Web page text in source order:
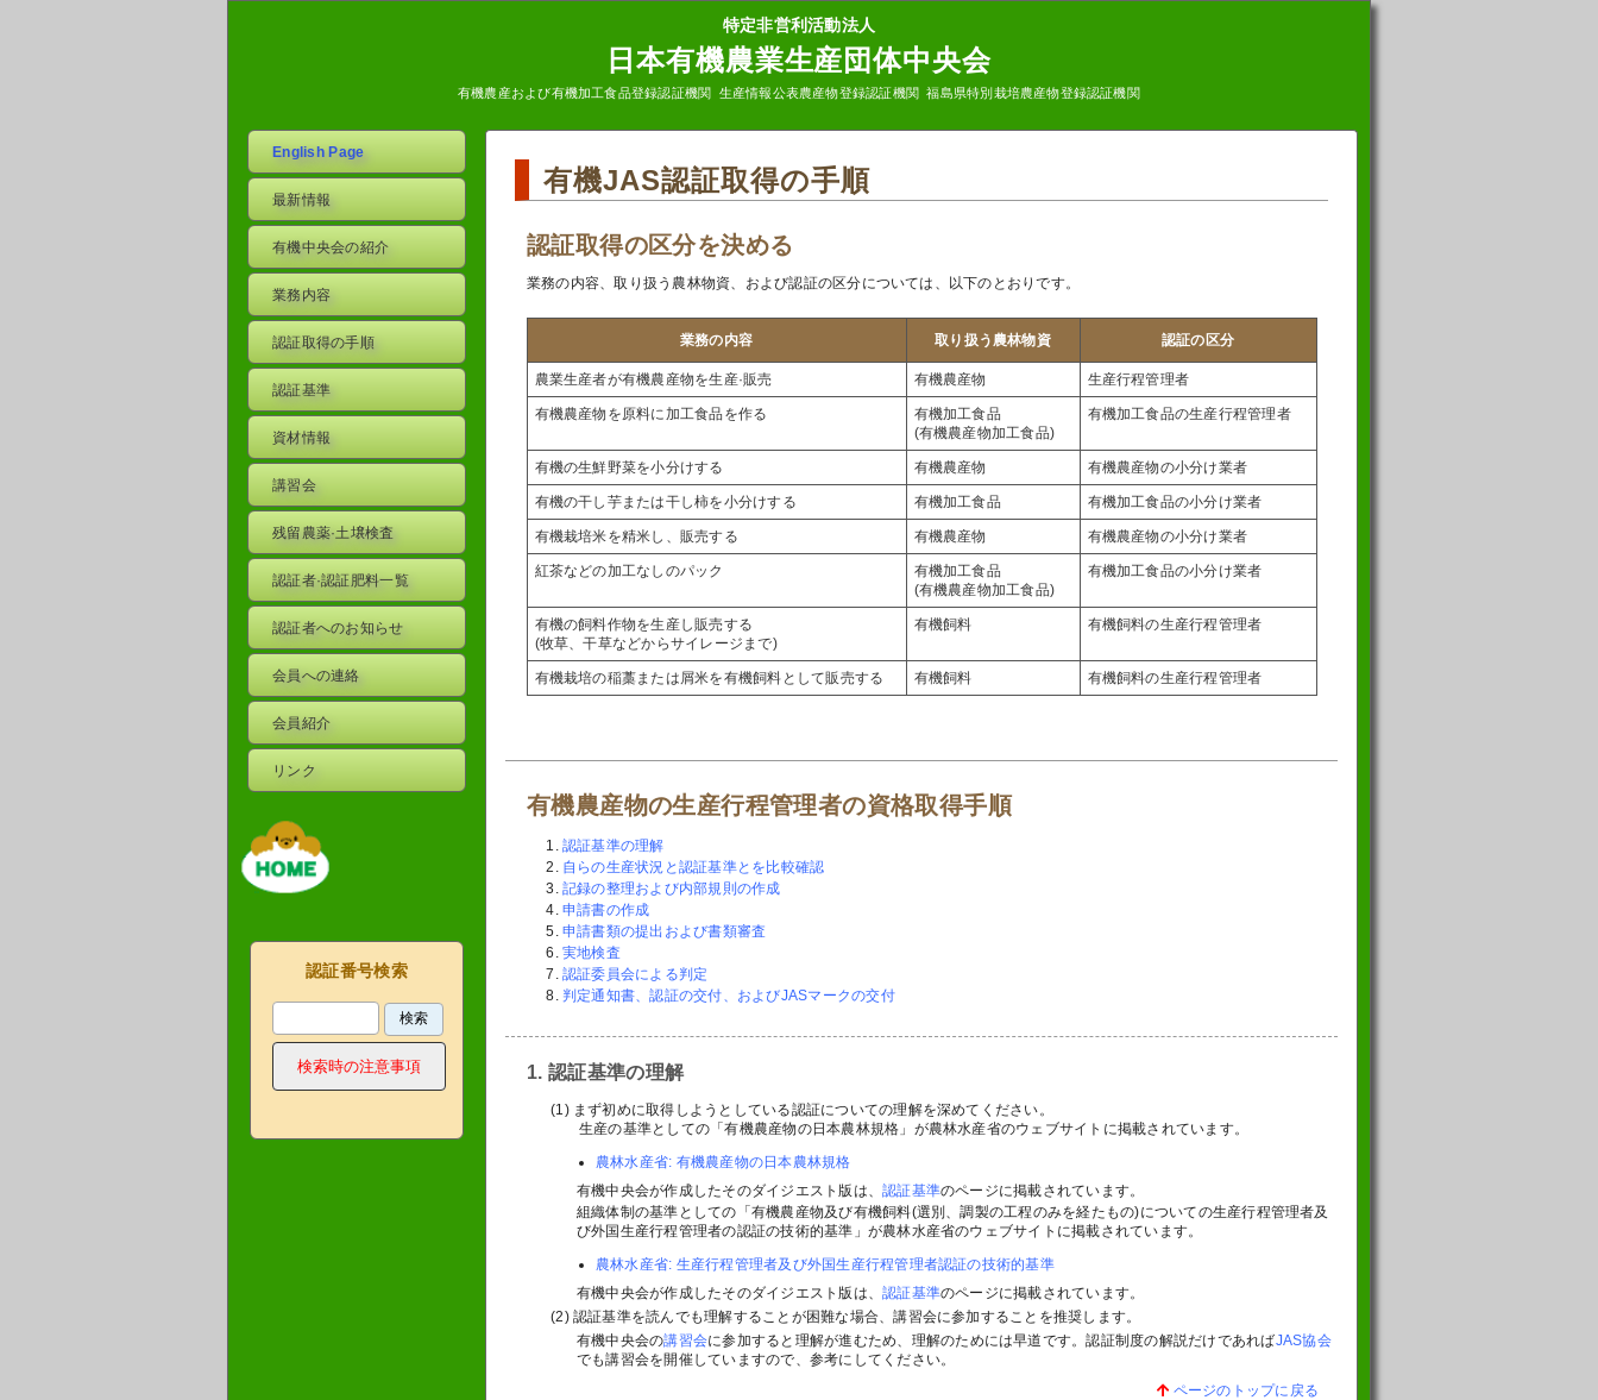
特定非営利活動法人
日本有機農業生産団体中央会
有機農産および有機加工食品登録認証機関 生産情報公表農産物登録認証機関 福島県特別栽培農産物登録認証機関
English Page
最新情報
有機中央会の紹介
業務内容
認証取得の手順
認証基準
資材情報
講習会
残留農薬·土壌検査
認証者·認証肥料一覧
認証者へのお知らせ
会員への連絡
会員紹介
リンク
認証番号検索
検索時の注意事項
有機JAS認証取得の手順
認証取得の区分を決める
業務の内容、取り扱う農林物資、および認証の区分については、以下のとおりです。
業務の内容 取り扱う農林物資 認証の区分
農業生産者が有機農産物を生産·販売 有機農産物 生産行程管理者
有機農産物を原料に加工食品を作る
有機加工食品
(有機農産物加工食品)
有機加工食品の生産行程管理者
有機の生鮮野菜を小分けする 有機農産物 有機農産物の小分け業者
有機の干し芋または干し柿を小分けする 有機加工食品 有機加工食品の小分け業者
有機栽培米を精米し、販売する 有機農産物 有機農産物の小分け業者
紅茶などの加工なしのパック
有機加工食品
(有機農産物加工食品)
有機加工食品の小分け業者
有機の飼料作物を生産し販売する
(牧草、干草などからサイレージまで)
有機飼料 有機飼料の生産行程管理者
有機栽培の稲藁または屑米を有機飼料として販売する 有機飼料 有機飼料の生産行程管理者
有機農産物の生産行程管理者の資格取得手順
認証基準の理解
自らの生産状況と認証基準とを比較確認
記録の整理および内部規則の作成
申請書の作成
申請書類の提出および書類審査
実地検査
認証委員会による判定
判定通知書、認証の交付、およびJASマークの交付
1. 認証基準の理解
まず初めに取得しようとしている認証についての理解を深めてください。
生産の基準としての「有機農産物の日本農林規格」が農林水産省のウェブサイトに掲載されています。
農林水産省: 有機農産物の日本農林規格
有機中央会が作成したそのダイジエスト版は、認証基準のページに掲載されています。
組織体制の基準としての「有機農産物及び有機飼料(選別、調製の工程のみを経たもの)についての生産行程管理者及
び外国生産行程管理者の認証の技術的基準」が農林水産省のウェブサイトに掲載されています。
農林水産省: 生産行程管理者及び外国生産行程管理者認証の技術的基準
有機中央会が作成したそのダイジエスト版は、認証基準のページに掲載されています。
認証基準を読んでも理解することが困難な場合、講習会に参加することを推奨します。
有機中央会の講習会に参加すると理解が進むため、理解のためには早道です。認証制度の解説だけであればJAS協会
でも講習会を開催していますので、参考にしてください。
ページのトップに戻る